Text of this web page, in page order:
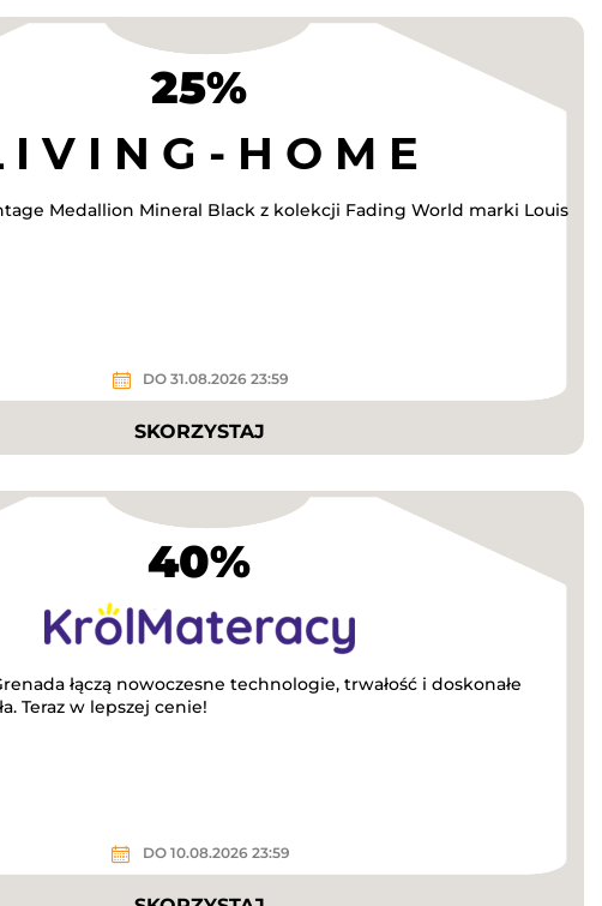
25%
Medallion Mineral Black z kolekcji Fading World marki Louis
DO 31.08.2026 23:59
SKORZYSTAJ
40%
łączą nowoczesne technologie, trwałość i doskonałe
Teraz w lepszej cenie!
DO 10.08.2026 23:59